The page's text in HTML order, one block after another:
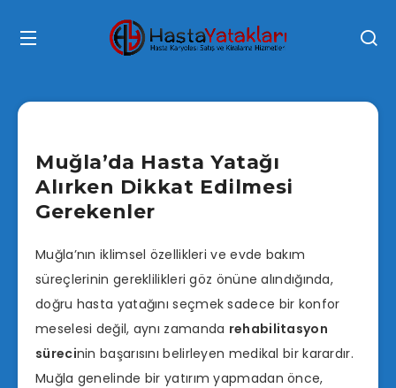
Muğla’da Hasta Yatağı
Alırken Dikkat Edilmesi
Gerekenler
Muğla’nın iklimsel özellikleri ve evde bakım
süreçlerinin gereklilikleri göz önüne alındığında,
doğru hasta yatağını seçmek sadece bir konfor
meselesi değil, aynı zamanda rehabilitasyon
sürecinin başarısını belirleyen medikal bir karardır.
Muğla genelinde bir yatırım yapmadan önce,